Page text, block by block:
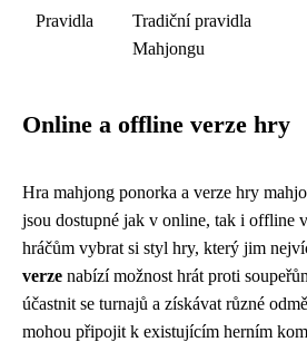
Pravidla
Tradiční pravidla
Mahjongu
Online a offline verze hry
Hra mahjong ponorka a verze hry
jsou dostupné jak v online, tak i offline
hráčům vybrat si styl hry, který jim
verze nabízí možnost hrát proti
účastnit se turnajů a získávat různé
mohou připojit k existujícím herním